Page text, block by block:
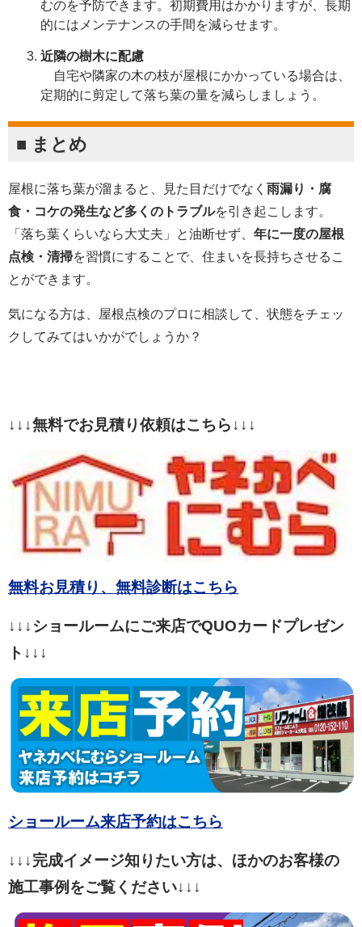
むのを予防できます。初期費用はかかりますが、長期
的にはメンテナンスの手間を減らせます。
近隣の樹木に配慮
自宅や隣家の木の枝が屋根にかかっている場合は、
定期的に剪定して落ち葉の量を減らしましょう。
■ まとめ
屋根に落ち葉が溜まると、見た目だけでなく 雨漏り・腐
食・コケの発生など多くのトラブルを引き起こします。
「落ち葉くらいなら大丈夫」と油断せず、 年に一度の屋根
点検・清掃を習慣にすることで、住まいを長持ちさせるこ
とができます。
気になる方は、屋根点検のプロに相談して、状態をチェッ
クしてみてはいかがでしょうか？
↓↓↓無料でお見積り依頼はこちら↓↓↓
無料お見積り、無料診断はこちら
↓↓↓ショールームにご来店でQUOカードプレゼン
ト↓↓↓
ショールーム来店予約はこちら
↓↓↓完成イメージ知りたい方は、ほかのお客様の
施工事例をご覧ください↓↓↓